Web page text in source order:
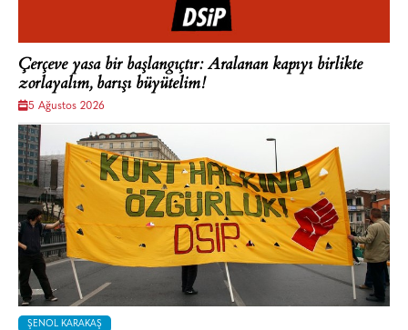
Çerçeve yasa bir başlangıçtır: Aralanan kapıyı birlikte
zorlayalım, barışı büyütelim!
5 Ağustos 2026
ŞENOL KARAKAŞ